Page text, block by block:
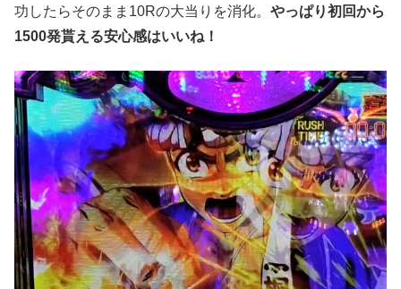
功したらそのまま10Rの大当りを消化。 やっぱり初回から
1500発貰える安心感はいいね！